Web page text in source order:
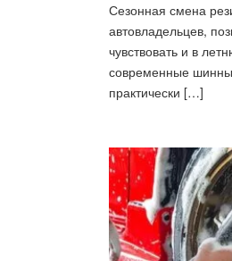
Сезонная смена
автовладельцев,
чувствовать и в
современные
практически […]